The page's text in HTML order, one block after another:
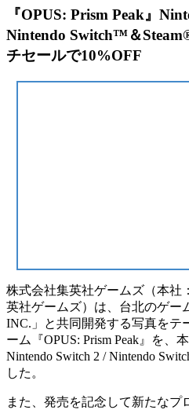
『OPUS: Prism Peak』
Nintendo Switch™＆
チセールで10%OFF
株式会社集英社ゲームズ（本社
英社ゲームズ）は、台北のゲー
INC.」と共同開発する写真をテ
ーム『OPUS: Prism Peak』を、
Nintendo Switch 2 / Nintendo
した。
また、発売を記念して新たなプ